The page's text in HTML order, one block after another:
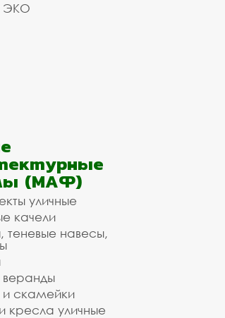
ЭКО
(МАФ)
уличные
качели
теневые навесы,
веранды
и скамейки
кресла уличные